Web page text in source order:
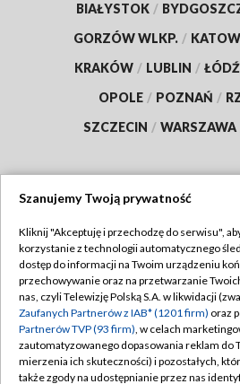
BIAŁYSTOK /
GORZÓW WLKP. /
KRAKÓW / LUBLIN / ŁÓDŹ
OPOLE / POZNAŃ /
SZCZECIN / WARSZAWA
TVP
Abonament TVP
Emisja w TVP
Centrum informacji TVP
Naziemna Telewizja Cyfrowa
Regulamin
Polityka
Moje
Pomoc
Szanujemy Twoją prywatność
Kliknij "Akceptuję i przechodzę do serwisu",
korzystanie z technologii automatycznego
dostęp do informacji na Twoim urządzeniu
przechowywanie oraz na przetwarzanie
nas, czyli Telewizję Polską S.A. w likwidacji
Zaufanych Partnerów z IAB* (1201 firm) oraz
Partnerów TVP (93 firm), w celach
zautomatyzowanego dopasowania reklam do
mierzenia ich skuteczności) i pozostałych,
także zgody na udostępnianie przez nas